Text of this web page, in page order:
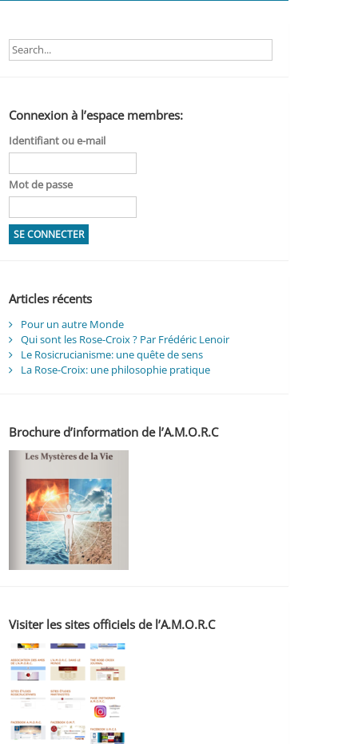
Connexion à l’espace membres:
Identifiant ou e-mail
Mot de passe
Articles récents
Pour un autre Monde
Qui sont les Rose-Croix ? Par Frédéric Lenoir
Le Rosicrucianisme: une quête de sens
La Rose-Croix: une philosophie pratique
Brochure d’information de l’A.M.O.R.C
Visiter les sites officiels de l’A.M.O.R.C